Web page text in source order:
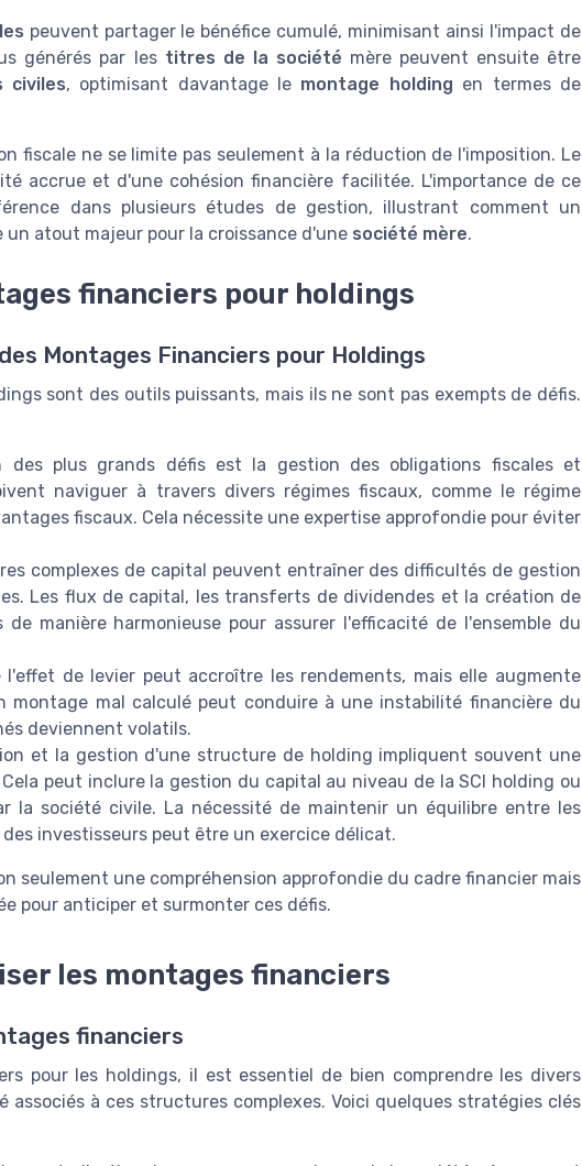
peuvent partager le bénéfice cumulé, minimisant ainsi l'impact de
générés par les titres de la société mère peuvent ensuite être
civiles, optimisant davantage le montage holding en termes de
fiscale ne se limite pas seulement à la réduction de l'imposition. Le
accrue et d'une cohésion financière facilitée. L'importance de ce
dans plusieurs études de gestion, illustrant comment un
un atout majeur pour la croissance d'une société mère.
financiers pour holdings
Montages Financiers pour Holdings
sont des outils puissants, mais ils ne sont pas exempts de défis.
des plus grands défis est la gestion des obligations fiscales et
naviguer à travers divers régimes fiscaux, comme le régime
fiscaux. Cela nécessite une expertise approfondie pour éviter
complexes de capital peuvent entraîner des difficultés de gestion
Les flux de capital, les transferts de dividendes et la création de
manière harmonieuse pour assurer l'efficacité de l'ensemble du
de levier peut accroître les rendements, mais elle augmente
montage mal calculé peut conduire à une instabilité financière du
deviennent volatils.
et la gestion d'une structure de holding impliquent souvent une
peut inclure la gestion du capital au niveau de la SCI holding ou
la société civile. La nécessité de maintenir un équilibre entre les
investisseurs peut être un exercice délicat.
seulement une compréhension approfondie du cadre financier mais
pour anticiper et surmonter ces défis.
les montages financiers
financiers
pour les holdings, il est essentiel de bien comprendre les divers
à ces structures complexes. Voici quelques stratégies clés